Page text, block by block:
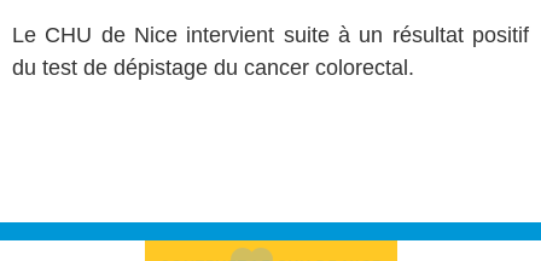
Le CHU de Nice intervient suite à un résultat positif
du test de dépistage du cancer colorectal.